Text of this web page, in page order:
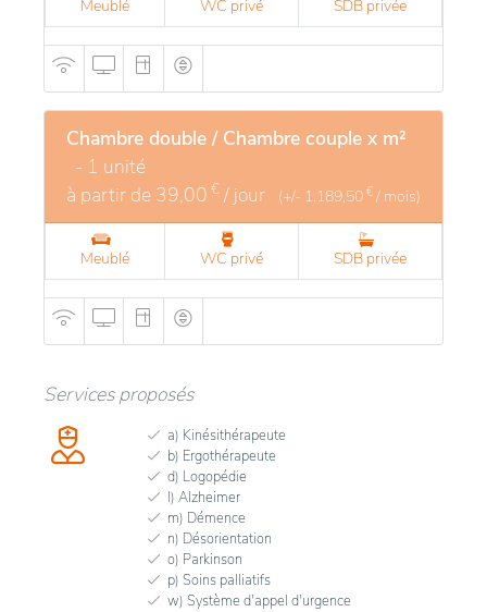
Meublé WC privé SDB privée
Chambre double / Chambre couple x m²
- 1 unité
à partir de 39,00 € / jour (+/- 1.189,50 € / mois)
Meublé WC privé SDB privée
Services proposés
a) Kinésithérapeute
b) Ergothérapeute
d) Logopédie
l) Alzheimer
m) Démence
n) Désorientation
o) Parkinson
p) Soins palliatifs
w) Système d'appel d'urgence